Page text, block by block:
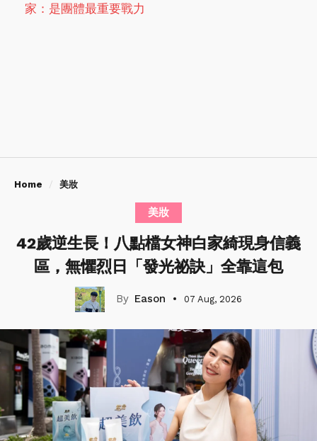
家：是團體最重要戰力
Home 美妝
美妝
42歲逆生長！八點檔女神白家綺現身信義
區，無懼烈日「發光祕訣」全靠這包
Eason 07 Aug, 2026